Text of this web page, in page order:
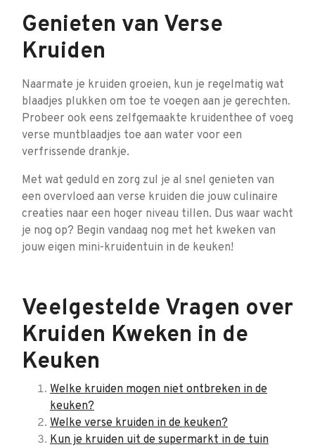
Genieten van Verse
Kruiden
Naarmate je kruiden groeien, kun je regelmatig wat
blaadjes plukken om toe te voegen aan je gerechten.
Probeer ook eens zelfgemaakte kruidenthee of voeg
verse muntblaadjes toe aan water voor een
verfrissende drankje.
Met wat geduld en zorg zul je al snel genieten van
een overvloed aan verse kruiden die jouw culinaire
creaties naar een hoger niveau tillen. Dus waar wacht
je nog op? Begin vandaag nog met het kweken van
jouw eigen mini-kruidentuin in de keuken!
Veelgestelde Vragen over
Kruiden Kweken in de
Keuken
Welke kruiden mogen niet ontbreken in de
keuken?
Welke verse kruiden in de keuken?
Kun je kruiden uit de supermarkt in de tuin